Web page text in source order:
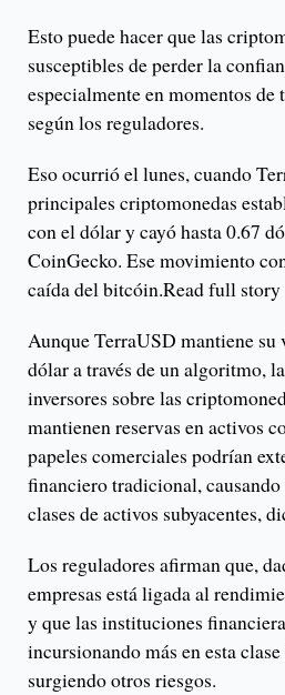
Esto puede hacer que las
susceptibles de perder la
especialmente en momentos de
según los reguladores.
Eso ocurrió el lunes, cuando
principales criptomonedas
con el dólar y cayó hasta 0.67
CoinGecko. Ese movimiento
caída del bitcóin.Read full story
Aunque TerraUSD mantiene
dólar a través de un algoritmo,
inversores sobre las
mantienen reservas en activos
papeles comerciales podrían
financiero tradicional, causando
clases de activos subyacentes,
Los reguladores afirman que,
empresas está ligada al
y que las instituciones
incursionando más en esta
surgiendo otros riesgos.